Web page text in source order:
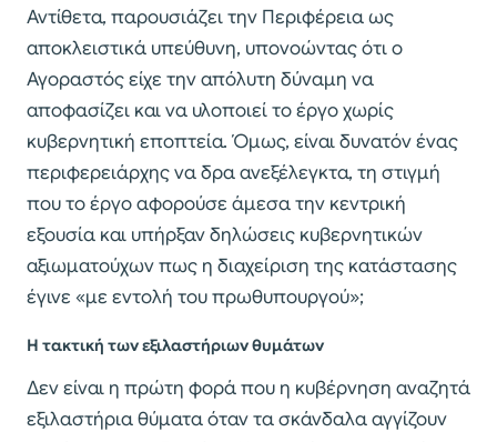
Αντίθετα, παρουσιάζει την Περιφέρεια ως
αποκλειστικά υπεύθυνη, υπονοώντας ότι ο
Αγοραστός είχε την απόλυτη δύναμη να
αποφασίζει και να υλοποιεί το έργο χωρίς
κυβερνητική εποπτεία. Όμως, είναι δυνατόν ένας
περιφερειάρχης να δρα ανεξέλεγκτα, τη στιγμή
που το έργο αφορούσε άμεσα την κεντρική
εξουσία και υπήρξαν δηλώσεις κυβερνητικών
αξιωματούχων πως η διαχείριση της κατάστασης
έγινε «με εντολή του πρωθυπουργού»;
Η τακτική των εξιλαστήριων θυμάτων
Δεν είναι η πρώτη φορά που η κυβέρνηση αναζητά
εξιλαστήρια θύματα όταν τα σκάνδαλα αγγίζουν